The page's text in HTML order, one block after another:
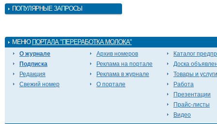
ПОПУЛЯРНЫЕ ЗАПРОСЫ
МЕНЮ ПОРТАЛА "ПЕРЕРАБОТКА МОЛОКА"
О журнале
Подписка
Редакция
Свежий номер
Архив номеров
Реклама на портале
Реклама в журнале
О портале
Каталог
Доска
Товары и услуги
Работа
Презентации
Прайс-листы
Видео